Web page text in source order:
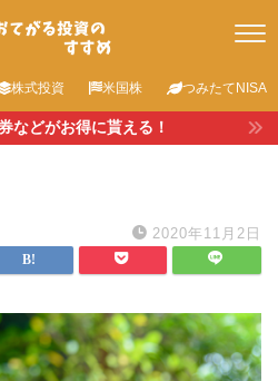
株式投資 米国株 つみたてNISA
などがお得に貰える！
2020年11月2日